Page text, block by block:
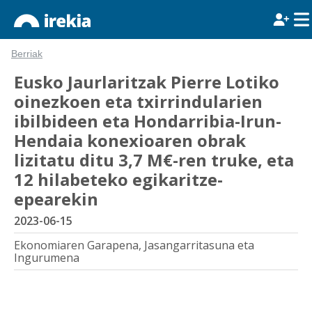
Berriak
Eusko Jaurlaritzak Pierre Lotiko
oinezkoen eta txirrindularien
ibilbideen eta Hondarribia-Irun-
Hendaia konexioaren obrak
lizitatu ditu 3,7 M€-ren truke, eta
12 hilabeteko egikaritze-
epearekin
2023-06-15
Ekonomiaren Garapena, Jasangarritasuna eta
Ingurumena